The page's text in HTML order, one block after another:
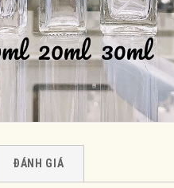
ĐÁNH GIÁ